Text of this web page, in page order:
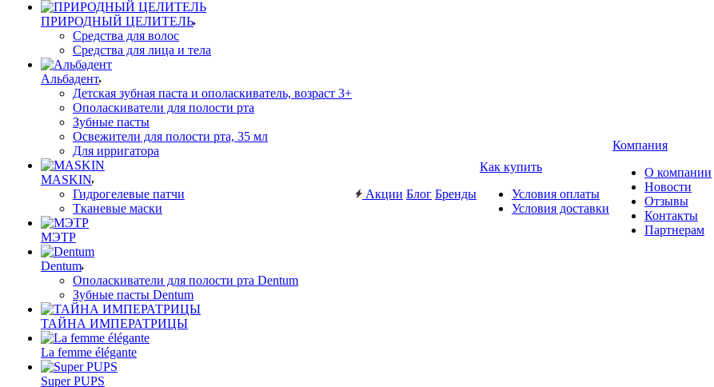
ПРИРОДНЫЙ ЦЕЛИТЕЛЬ
Средства для волос
Средства для лица и тела
Альбадент
Детская зубная паста и ополаскиватель, возраст 3+
Ополаскиватели для полости рта
Зубные пасты
Освежители для полости рта, 35 мл
Для ирригатора
MASKIN
Гидрогелевые патчи
Тканевые маски
МЭТР
Dentum
Ополаскиватели для полости рта Dentum
Зубные пасты Dentum
ТАЙНА ИМПЕРАТРИЦЫ
La femme élégante
Super PUPS
Акции Блог Бренды
Как купить
Условия оплаты
Условия доставки
Компания
О компании
Новости
Отзывы
Контакты
Партнерам